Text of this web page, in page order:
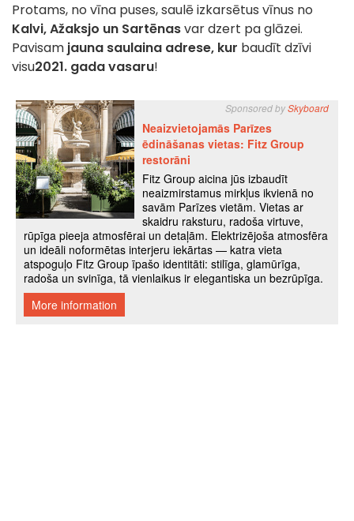
Protams, no vīna puses, saulē izkarsētus vīnus no
Kalvi, Ažaksjo un Sartēnasvar dzert pa glāzei.
Pavisam jauna saulaina adrese, kur baudīt dzīvi
visu2021. gada vasaru!